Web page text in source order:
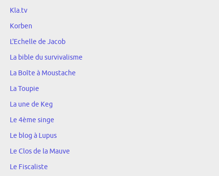
Kla.tv
Korben
L'Echelle de Jacob
La bible du survivalisme
La Boîte à Moustache
La Toupie
La une de Keg
Le 4ème singe
Le blog à Lupus
Le Clos de la Mauve
Le Fiscaliste